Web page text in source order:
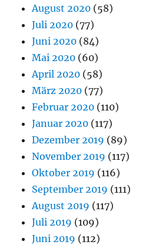
August 2020 (58)
Juli 2020 (77)
Juni 2020 (84)
Mai 2020 (60)
April 2020 (58)
März 2020 (77)
Februar 2020 (110)
Januar 2020 (117)
Dezember 2019 (89)
November 2019 (117)
Oktober 2019 (116)
September 2019 (111)
August 2019 (117)
Juli 2019 (109)
Juni 2019 (112)